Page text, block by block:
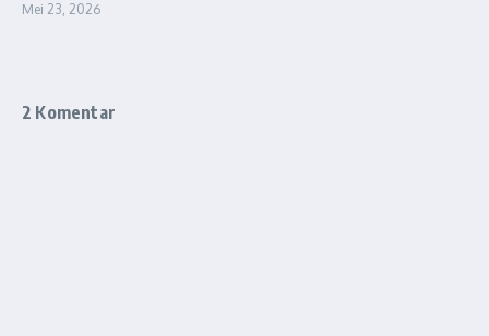
Mei 23, 2026
2 Komentar